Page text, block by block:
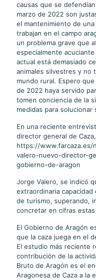
causas que se
marzo de 2022 son
el mantenimiento de
trabajan en el campo
un problema grave que
especialmente
actual está demasiado
animales silvestres y no
mundo rural. Espero
de 2022 haya servido
tomen conciencia de la
medidas para solucionar
En una reciente
director general de Caza,
https://
valero-nuevo-director-
gobierno-de-aragon
Jorge Valero, se indicó
extraordinaria
de turismo, superando,
concretar en cifras
El Gobierno de Aragón
que la caza juega en el
El estudio más reciente
contribución de la
Bruto de Aragón es el
Aragonesa de Caza a la